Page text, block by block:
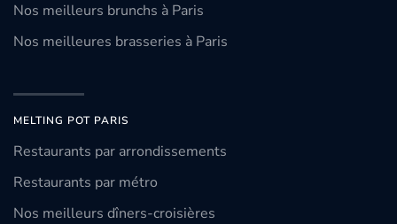
Nos meilleurs brunchs à Paris
Nos meilleures brasseries à Paris
MELTING POT PARIS
Restaurants par arrondissements
Restaurants par métro
Nos meilleurs dîners-croisières